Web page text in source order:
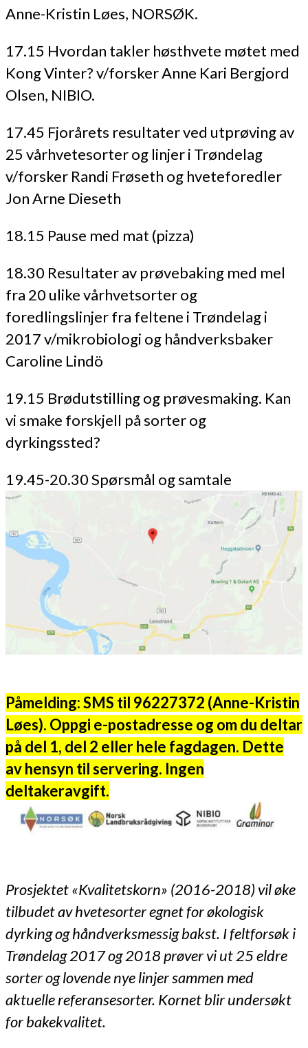
Anne-Kristin Løes, NORSØK.
17.15 Hvordan takler høsthvete møtet med
Kong Vinter? v/forsker Anne Kari Bergjord
Olsen, NIBIO.
17.45 Fjorårets resultater ved utprøving av
25 vårhvetesorter og linjer i Trøndelag
v/forsker Randi Frøseth og hveteforedler
Jon Arne Dieseth
18.15 Pause med mat (pizza)
18.30 Resultater av prøvebaking med mel
fra 20 ulike vårhvetsorter og
foredlingslinjer fra feltene i Trøndelag i
2017 v/mikrobiologi og håndverksbaker
Caroline Lindö
19.15 Brødutstilling og prøvesmaking. Kan
vi smake forskjell på sorter og
dyrkingssted?
19.45-20.30 Spørsmål og samtale
Påmelding: SMS til 96227372 (Anne-Kristin
Løes). Oppgi e-postadresse og om du deltar
på del 1, del 2 eller hele fagdagen. Dette
av hensyn til servering. Ingen
deltakeravgift.
Prosjektet «Kvalitetskorn» (2016-2018) vil øke
tilbudet av hvetesorter egnet for økologisk
dyrking og håndverksmessig bakst. I feltforsøk i
Trøndelag 2017 og 2018 prøver vi ut 25 eldre
sorter og lovende nye linjer sammen med
aktuelle referansesorter. Kornet blir undersøkt
for bakekvalitet.